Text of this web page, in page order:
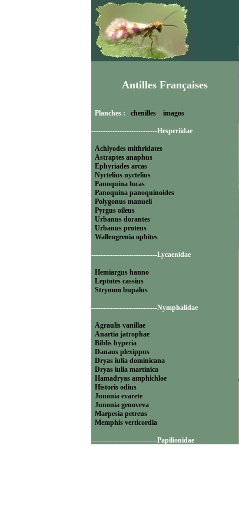
Antilles Françaises
Planches : chenilles imagos
----------------------------Hesperiidae
Achlyodes mithridates
Astraptes anaphus
Ephyriades arcas
Nyctelius nyctelius
Panoquina lucas
Panoquina panoquinoides
Polygonus manueli
Pyrgus oileus
Urbanus dorantes
Urbanus proteus
Wallengrenia ophites
----------------------------Lycaenidae
Hemiargus hanno
Leptotes cassius
Strymon bupalus
----------------------------Nymphalidae
Agraulis vanillae
Anartia jatrophae
Biblis hyperia
Danaus plexippus
Dryas iulia dominicana
Dryas iulia martinica
Hamadryas amphichloe
Historis odius
Junonia evarete
Junonia genoveva
Marpesia petreus
Memphis verticordia
----------------------------Papilionidae